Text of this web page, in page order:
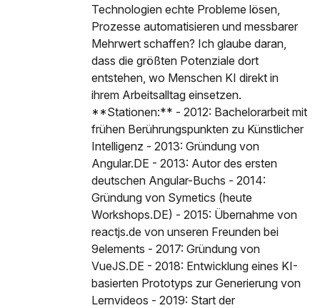
Technologien echte Probleme lösen,
Prozesse automatisieren und messbarer
Mehrwert schaffen? Ich glaube daran,
dass die größten Potenziale dort
entstehen, wo Menschen KI direkt in
ihrem Arbeitsalltag einsetzen.
**Stationen:** - 2012: Bachelorarbeit mit
frühen Berührungspunkten zu Künstlicher
Intelligenz - 2013: Gründung von
Angular.DE - 2013: Autor des ersten
deutschen Angular-Buchs - 2014:
Gründung von Symetics (heute
Workshops.DE) - 2015: Übernahme von
reactjs.de von unseren Freunden bei
9elements - 2017: Gründung von
VueJS.DE - 2018: Entwicklung eines KI-
basierten Prototyps zur Generierung von
Lernvideos - 2019: Start der